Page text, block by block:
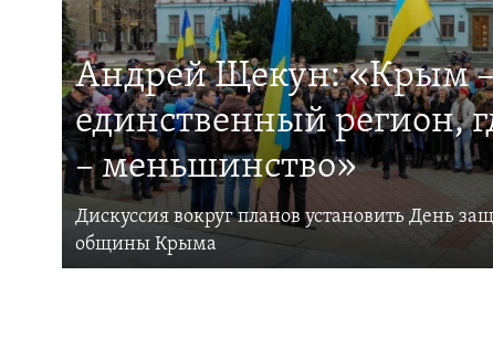
Андрей Щекун: «Крым
единственный регион,
– меньшинство»
Дискуссия вокруг планов установить День
общины Крыма